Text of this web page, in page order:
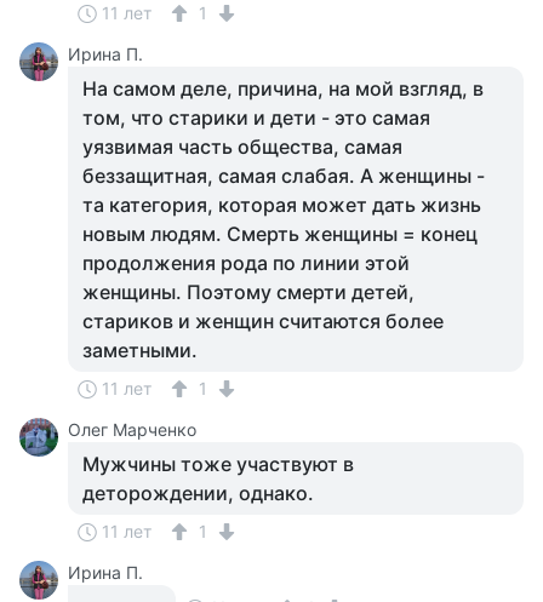
11 лет
1
Ирина П.
На самом деле, причина, на мой взгляд, в
том, что старики и дети - это самая
уязвимая часть общества, самая
беззащитная, самая слабая. А женщины -
та категория, которая может дать жизнь
новым людям. Смерть женщины = конец
продолжения рода по линии этой
женщины. Поэтому смерти детей,
стариков и женщин считаются более
заметными.
11 лет
1
Олег Марченко
Мужчины тоже участвуют в
деторождении, однако.
11 лет
1
Ирина П.